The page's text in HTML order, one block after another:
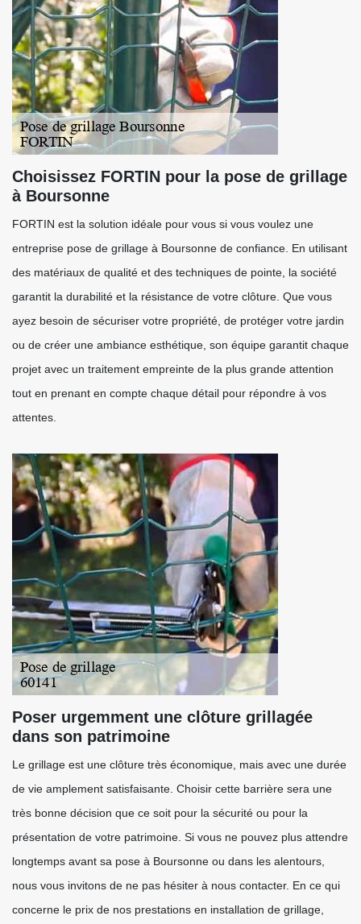
Choisissez FORTIN pour la pose de grillage
à Boursonne
FORTIN est la solution idéale pour vous si vous voulez une
entreprise pose de grillage à Boursonne de confiance. En utilisant
des matériaux de qualité et des techniques de pointe, la société
garantit la durabilité et la résistance de votre clôture. Que vous
ayez besoin de sécuriser votre propriété, de protéger votre jardin
ou de créer une ambiance esthétique, son équipe garantit chaque
projet avec un traitement empreinte de la plus grande attention
tout en prenant en compte chaque détail pour répondre à vos
attentes.
Poser urgemment une clôture grillagée
dans son patrimoine
Le grillage est une clôture très économique, mais avec une durée
de vie amplement satisfaisante. Choisir cette barrière sera une
très bonne décision que ce soit pour la sécurité ou pour la
présentation de votre patrimoine. Si vous ne pouvez plus attendre
longtemps avant sa pose à Boursonne ou dans les alentours,
nous vous invitons de ne pas hésiter à nous contacter. En ce qui
concerne le prix de nos prestations en installation de grillage,